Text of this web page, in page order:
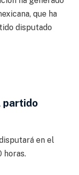
que ha
disputado
partido
en el
horas.